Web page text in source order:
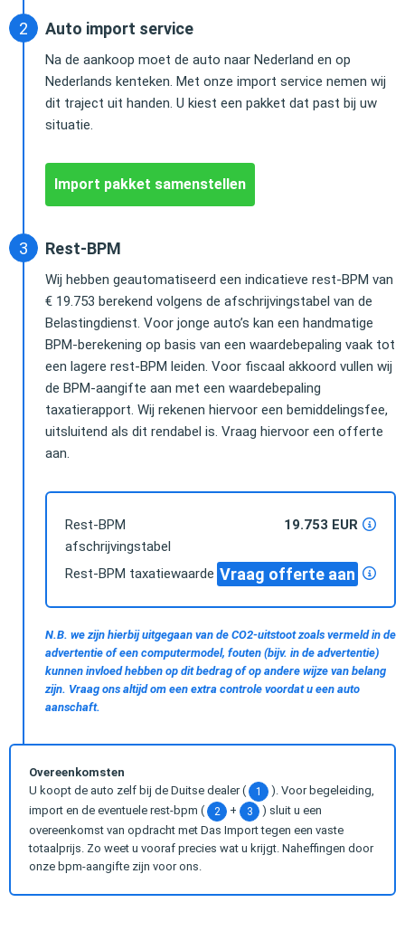
Auto import service
Na de aankoop moet de auto naar Nederland en op
Nederlands kenteken. Met onze import service nemen wij
dit traject uit handen. U kiest een pakket dat past bij uw
situatie.
Import pakket samenstellen
Rest-BPM
Wij hebben geautomatiseerd een indicatieve rest-BPM van
€ 19.753 berekend volgens de afschrijvingstabel van de
Belastingdienst. Voor jonge auto’s kan een handmatige
BPM-berekening op basis van een waardebepaling vaak tot
een lagere rest-BPM leiden. Voor fiscaal akkoord vullen wij
de BPM-aangifte aan met een waardebepaling
taxatierapport. Wij rekenen hiervoor een bemiddelingsfee,
uitsluitend als dit rendabel is. Vraag hiervoor een offerte
aan.
Rest-BPM
afschrijvingstabel
19.753 EUR
Rest-BPM taxatiewaarde Vraag offerte aan
N.B. we zijn hierbij uitgegaan van de CO2-uitstoot zoals vermeld in de
advertentie of een computermodel, fouten (bijv. in de advertentie)
kunnen invloed hebben op dit bedrag of op andere wijze van belang
zijn. Vraag ons altijd om een extra controle voordat u een auto
aanschaft.
Overeenkomsten
U koopt de auto zelf bij de Duitse dealer (
1
). Voor begeleiding,
import en de eventuele rest-bpm (
2 + 3
) sluit u een
overeenkomst van opdracht met Das Import tegen een vaste
totaalprijs. Zo weet u vooraf precies wat u krijgt. Naheffingen door
onze bpm-aangifte zijn voor ons.